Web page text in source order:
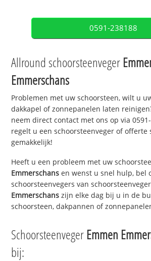
0591-238188
Allround schoorsteenveger
Emmerschans
Problemen met uw schoorsteen, wilt u
dakkapel of zonnepanelen laten
neem direct contact met ons op via
regelt u een schoorsteenveger of offerte
gemakkelijk!
Heeft u een probleem met uw
Emmerschans en wenst u snel hulp, bel
schoorsteenvegers van
Emmerschans zijn elke dag bij u in de
schoorsteen, dakpannen of
Schoorsteenveger Emmen
bij: